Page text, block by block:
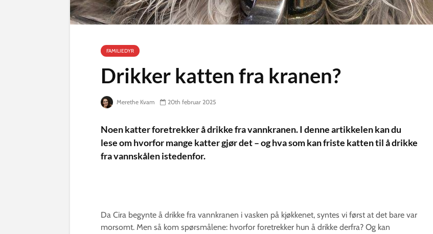
FAMILIEDYR
Drikker katten fra kranen?
Merethe Kvam 20th februar 2025
Noen katter foretrekker å drikke fra vannkranen. I denne artikkelen kan du
lese om hvorfor mange katter gjør det – og hva som kan friste katten til å drikke
fra vannskålen istedenfor.
Da Cira begynte å drikke fra vannkranen i vasken på kjøkkenet, syntes vi først at det bare var
morsomt. Men så kom spørsmålene: hvorfor foretrekker hun å drikke derfra? Og kan